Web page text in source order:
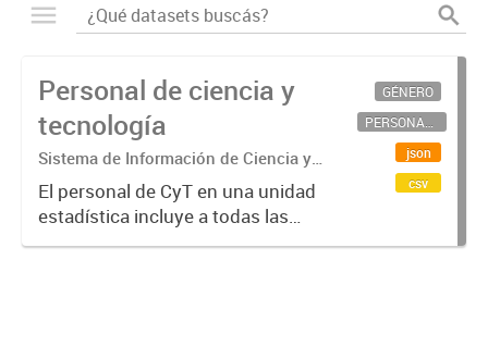
Personal de ciencia y
tecnología
Sistema de Información de Ciencia y
Tecnología Argentino (SICYTAR)
El personal de CyT en una unidad
estadística incluye a todas las
personas involucradas
GÉNERO
PERSONAL CIENTÍFICO-TECNOLÓGICO
json
csv